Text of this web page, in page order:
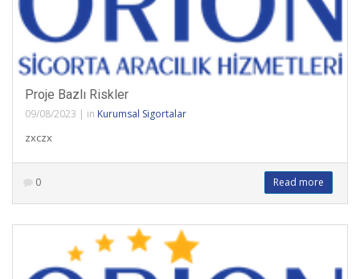
Proje Bazlı Riskler
09/08/2023 | in Kurumsal Sigortalar
zxczx
0 Read more